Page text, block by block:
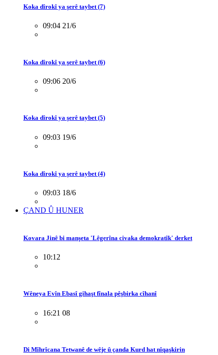
Koka dîrokî ya şerê taybet (7)
09:04 21/6
Koka dîrokî ya şerê taybet (6)
09:06 20/6
Koka dîrokî ya şerê taybet (5)
09:03 19/6
Koka dîrokî ya şerê taybet (4)
09:03 18/6
ÇAND Û HUNER
Kovara Jinê bi manşeta 'Lêgerîna civaka demokratîk' derket
10:12
Wêneya Evîn Ebasî gihaşt fînala pêşbirka cîhanî
16:21 08
Di Mîhrîcana Tetwanê de wêje û çanda Kurd hat nîqaşkirin